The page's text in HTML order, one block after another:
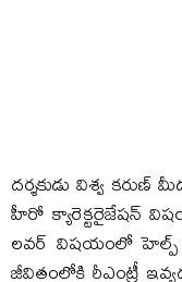
దర్శకుడు విశ్వ కరుణ్
హీరో క్యారెక్టరైజేషన్
లవర్ విషయంలో హెల్ప్
జీవితంలోకి రీఎంట్రీ